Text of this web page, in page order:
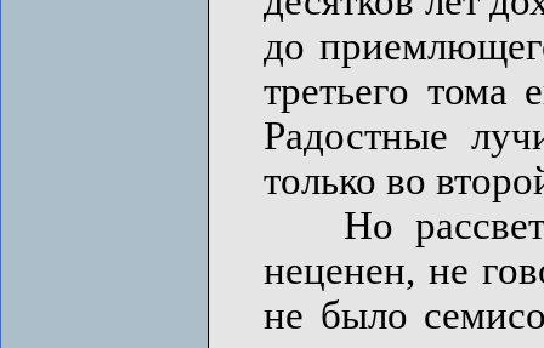
до
третьего тома
Радостные
только во
Но рассвет
неценен, не
не было